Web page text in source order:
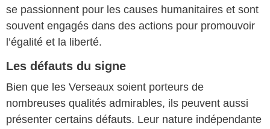
se passionnent pour les causes humanitaires et sont
souvent engagés dans des actions pour promouvoir
l’égalité et la liberté.
Les défauts du signe
Bien que les Verseaux soient porteurs de
nombreuses qualités admirables, ils peuvent aussi
présenter certains défauts. Leur nature indépendante